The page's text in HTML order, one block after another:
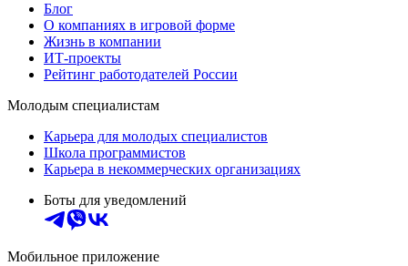
Блог
О компаниях в игровой форме
Жизнь в компании
ИТ-проекты
Рейтинг работодателей России
Молодым специалистам
Карьера для молодых специалистов
Школа программистов
Карьера в некоммерческих организациях
Боты для уведомлений
Мобильное приложение